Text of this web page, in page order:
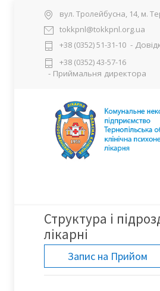
вул. Тролейбусна, 14, м.
tokkpnl@tokkpnl.org.ua
+38 (0352) 51-31-10 -
+38 (0352) 43-57-16
- Приймальня директора
Структура і
лікарні
Запис на Прийом